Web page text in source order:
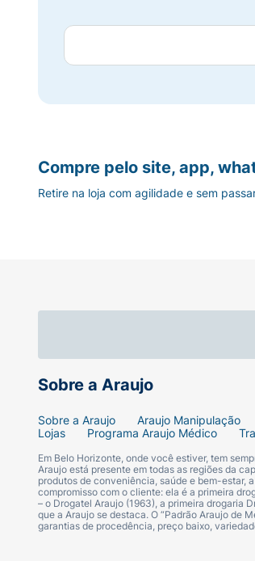
Sobre a Araujo
Sobre a Araujo Araujo Manipulação
Lojas
Programa Araujo Médico
Em Belo Horizonte, onde você estiver, tem
Araujo está presente em todas as regiões da
produtos de conveniência, saúde e bem-estar,
compromisso com o cliente: ela é a primeira
– o Drogatel Araujo (1963), a primeira drogaria
que a Araujo se destaca. O “Padrão Araujo de
garantias de procedência, preço baixo,
Compre pelo site, app,
Retire na loja com agilidade e sem